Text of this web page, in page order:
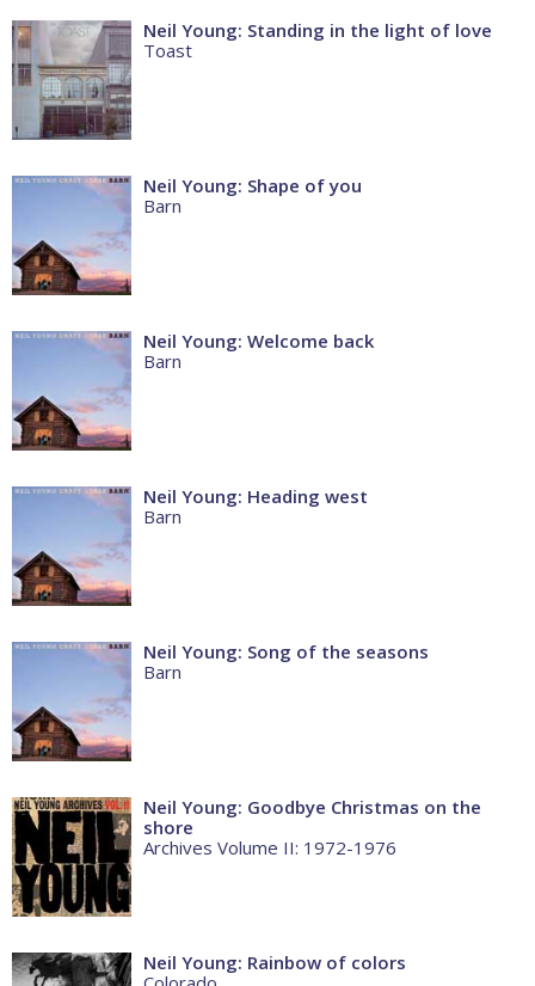
Neil Young: Standing in the light of love
Toast
Neil Young: Shape of you
Barn
Neil Young: Welcome back
Barn
Neil Young: Heading west
Barn
Neil Young: Song of the seasons
Barn
Neil Young: Goodbye Christmas on the
shore
Archives Volume II: 1972-1976
Neil Young: Rainbow of colors